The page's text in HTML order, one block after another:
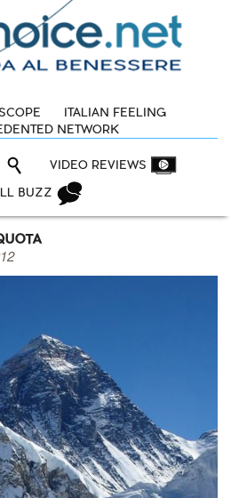
ITALIAN FEELING
NETWORK
VIDEO REVIEWS
BUZZ